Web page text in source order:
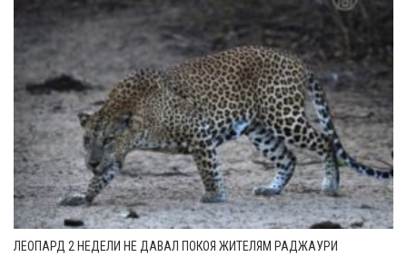
ЛЕОПАРД 2 НЕДЕЛИ НЕ ДАВАЛ ПОКОЯ ЖИТЕЛЯМ РАДЖАУРИ